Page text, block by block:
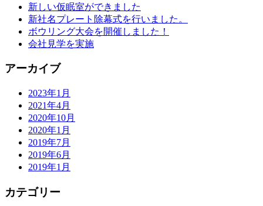
新しい仮眠室ができました
新社名プレート除幕式を行いました。
ボウリング大会を開催しました！
会社見学を実施
アーカイブ
2023年1月
2021年4月
2020年10月
2020年1月
2019年7月
2019年6月
2019年1月
カテゴリー